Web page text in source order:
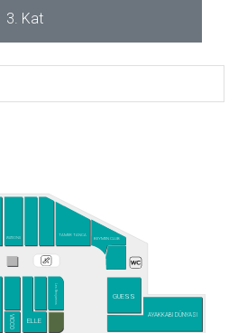
3. Kat
AYAKKABI DÜNYASI
ELLE
GUESS
TAMER TANCA
VICCO
WATSONS
Les Benjamins
BEYMEN CLUB